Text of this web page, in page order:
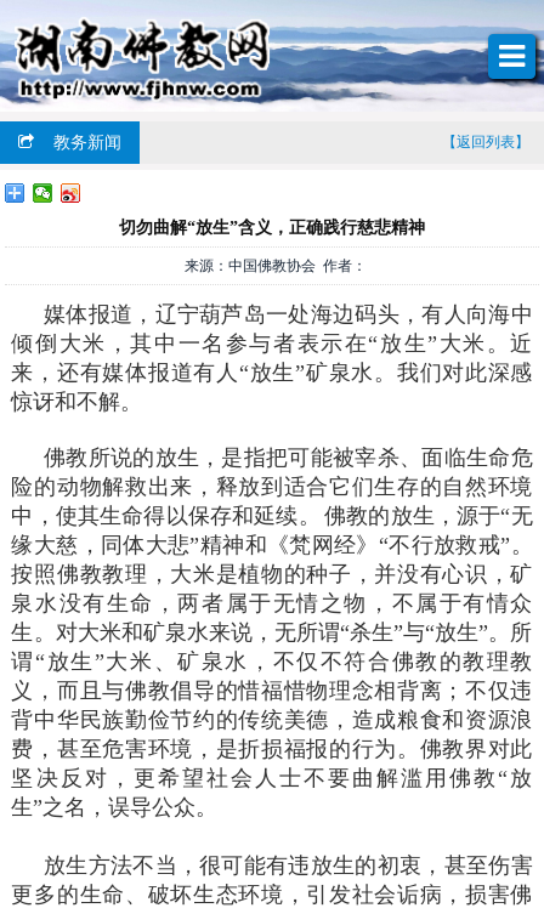
教务新闻 【返回列表】
切勿曲解“放生”含义，正确践行慈悲精神
来源：中国佛教协会 作者：
媒体报道，辽宁葫芦岛一处海边码头，有人向海中
倾倒大米，其中一名参与者表示在“放生”大米。近
来，还有媒体报道有人“放生”矿泉水。我们对此深感
惊讶和不解。
佛教所说的放生，是指把可能被宰杀、面临生命危
险的动物解救出来，释放到适合它们生存的自然环境
中，使其生命得以保存和延续。
佛教的放生，源于“无
缘大慈，同体大悲”精神和《梵网经》“不行放救戒”。
按照佛教教理，大米是植物的种子，并没有心识，矿
泉水没有生命，两者属于无情之物，不属于有情众
生。对大米和矿泉水来说，无所谓“杀生”与“放生”。所
谓“放生”大米、矿泉水，不仅不符合佛教的教理教
义，而且与佛教倡导的惜福惜物理念相背离；不仅违
背中华民族勤俭节约的传统美德，造成粮食和资源浪
费，甚至危害环境，是折损福报的行为。佛教界对此
坚决反对，更希望社会人士不要曲解滥用佛教“放
生”之名，误导公众。
放生方法不当，很可能有违放生的初衷，甚至伤害
更多的生命、破坏生态环境，引发社会诟病，损害佛